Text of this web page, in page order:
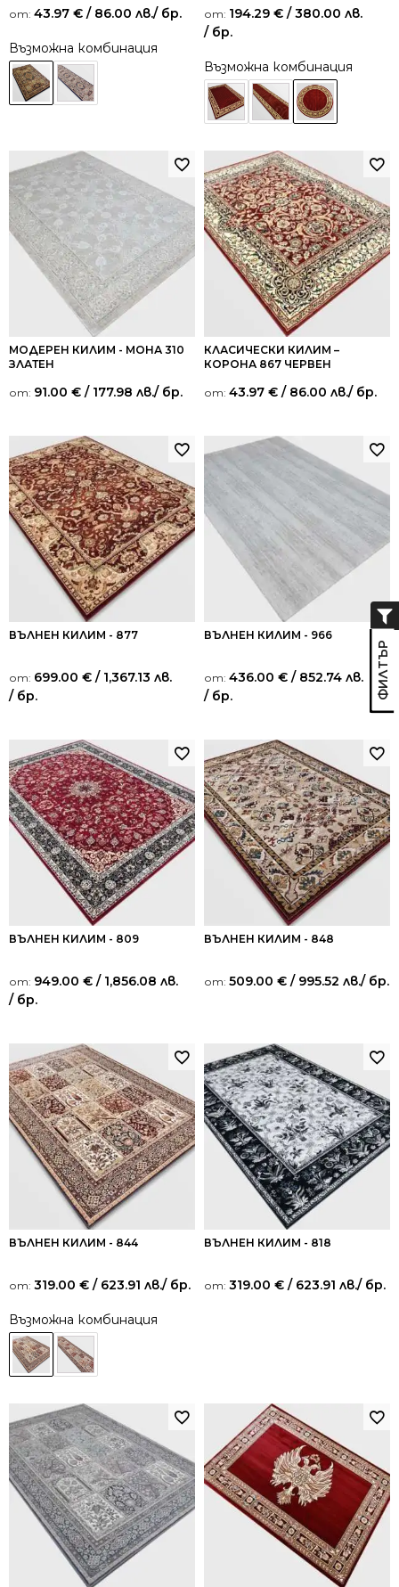
Оценено на
5.00
от: 43.97 € / 86.00 лв./ бр.
Възможна комбинация
Оценено на
5.00
от 5
от: 194.29 € / 380.00 лв.
/ бр.
Възможна комбинация
МОДЕРЕН КИЛИМ - МОНА 310
ЗЛАТЕН
от: 91.00 € / 177.98 лв./ бр.
КЛАСИЧЕСКИ КИЛИМ –
КОРОНА 867 ЧЕРВЕН
от: 43.97 € / 86.00 лв./ бр.
ВЪЛНЕН КИЛИМ - 877
от: 699.00 € / 1,367.13 лв.
/ бр.
ВЪЛНЕН КИЛИМ - 966
от: 436.00 € / 852.74 лв.
/ бр.
ВЪЛНЕН КИЛИМ - 809
от: 949.00 € / 1,856.08 лв.
/ бр.
ВЪЛНЕН КИЛИМ - 848
от: 509.00 € / 995.52 лв./ бр.
ВЪЛНЕН КИЛИМ - 844
от: 319.00 € / 623.91 лв./ бр.
Възможна комбинация
ВЪЛНЕН КИЛИМ - 818
от: 319.00 € / 623.91 лв./ бр.